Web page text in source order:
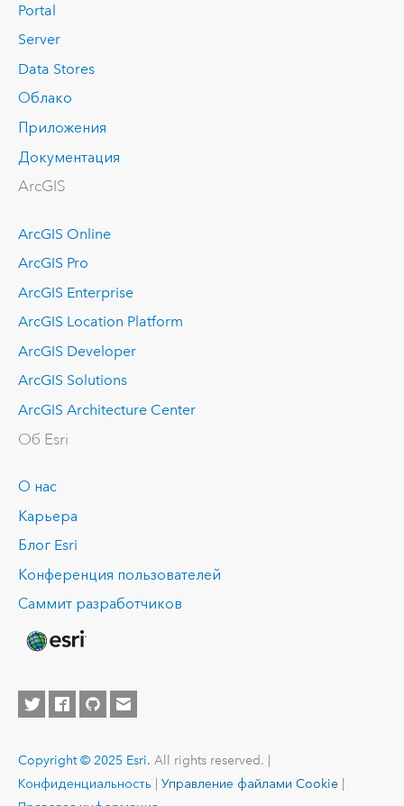
Portal
Server
Data Stores
Облако
Приложения
Документация
ArcGIS
ArcGIS Online
ArcGIS Pro
ArcGIS Enterprise
ArcGIS Location Platform
ArcGIS Developer
ArcGIS Solutions
ArcGIS Architecture Center
Об Esri
О нас
Карьера
Блог Esri
Конференция пользователей
Саммит разработчиков
Copyright © 2025 Esri. All rights reserved. |
Конфиденциальность
Управление файлами Cookie